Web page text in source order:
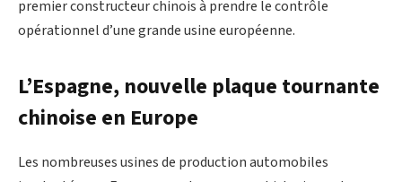
premier constructeur chinois à prendre le contrôle
opérationnel d’une grande usine européenne.
L’Espagne, nouvelle plaque tournante
chinoise en Europe
Les nombreuses usines de production automobiles